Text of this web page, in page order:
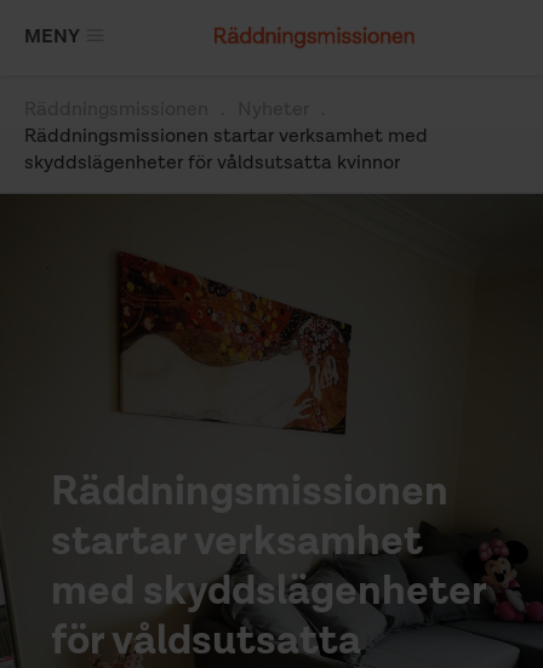
MENY
Länkstig
Räddningsmissionen startar verksamhet med
skyddslägenheter för våldsutsatta kvinnor
Räddningsmissionen
startar verksamhet
med skyddslägenheter
för våldsutsatta